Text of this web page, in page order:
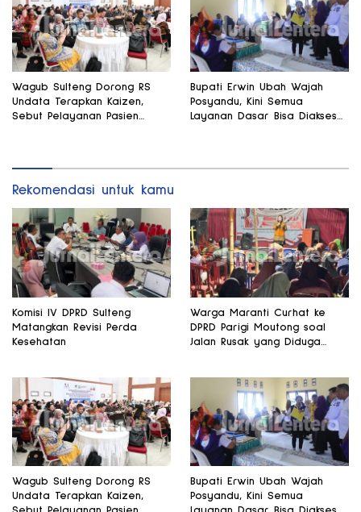
Wagub Sulteng Dorong RS
Undata Terapkan Kaizen,
Sebut Pelayanan Pasien
Bupati Erwin Ubah Wajah
Posyandu, Kini Semua
Layanan Dasar Bisa Diakses
Rekomendasi untuk kamu
Komisi IV DPRD Sulteng
Matangkan Revisi Perda
Kesehatan
Warga Maranti Curhat ke
DPRD Parigi Moutong soal
Jalan Rusak yang Diduga
Wagub Sulteng Dorong RS
Undata Terapkan Kaizen,
Bupati Erwin Ubah Wajah
Posyandu, Kini Semua